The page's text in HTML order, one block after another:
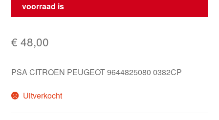
voorraad is
€ 48,00
PSA CITROEN PEUGEOT 9644825080 0382CP
Uitverkocht